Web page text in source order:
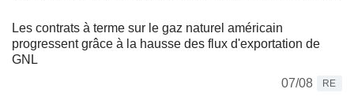
Les contrats à terme sur le gaz naturel américain
progressent grâce à la hausse des flux d'exportation de
GNL
07/08
RE